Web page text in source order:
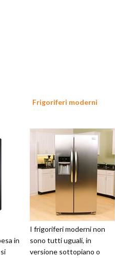
in
Frigoriferi moderni
I frigoriferi moderni non
sono tutti uguali, in
versione sottopiano o